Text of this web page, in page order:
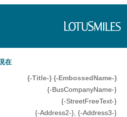
在
{-Title-} {-EmbossedName-}
{-BusCompanyName-}
{-StreetFreeText-}
{-Address2-}, {-Address3-}